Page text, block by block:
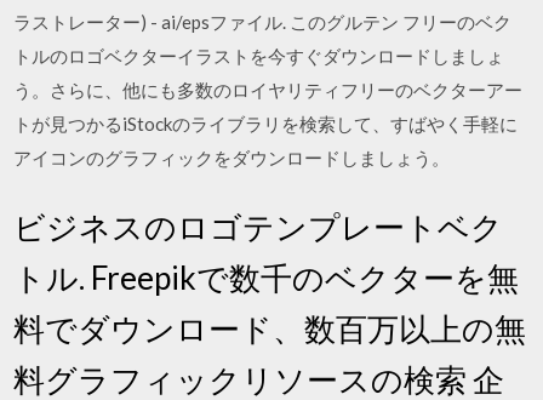
ラストレーター) - ai/epsファイル. このグルテン フリーのベク
トルのロゴベクターイラストを今すぐダウンロードしましょ
う。さらに、他にも多数のロイヤリティフリーのベクターアー
トが見つかるiStockのライブラリを検索して、すばやく手軽に
アイコンのグラフィックをダウンロードしましょう。
ビジネスのロゴテンプレートベク
トル. Freepikで数千のベクターを無
料でダウンロード、数百万以上の無
料グラフィックリソースの検索 企